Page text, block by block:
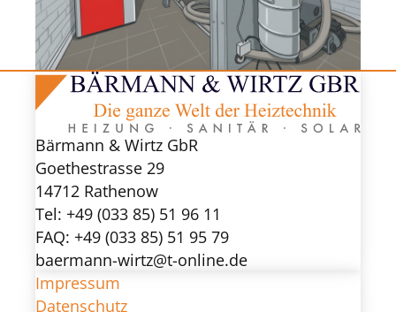
Bärmann & Wirtz GbR
Goethestrasse 29
14712 Rathenow
Tel: +49 (033 85) 51 96 11
FAQ: +49 (033 85) 51 95 79
baermann-wirtz@t-online.de
Impressum
Datenschutz